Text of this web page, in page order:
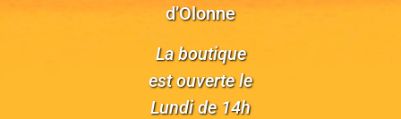
d’Olonne
La boutique
est ouverte le
Lundi de 14h